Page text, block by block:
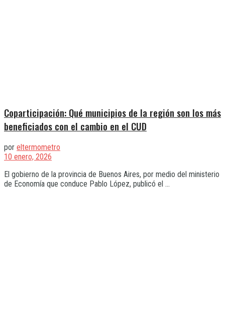
Coparticipación: Qué municipios de la región son los más
beneficiados con el cambio en el CUD
por eltermometro
10 enero, 2026
El gobierno de la provincia de Buenos Aires, por medio del ministerio
de Economía que conduce Pablo López, publicó el ...